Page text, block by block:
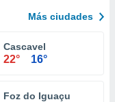
Más ciudades
Cascavel
22° 16°
Foz do Iguaçu